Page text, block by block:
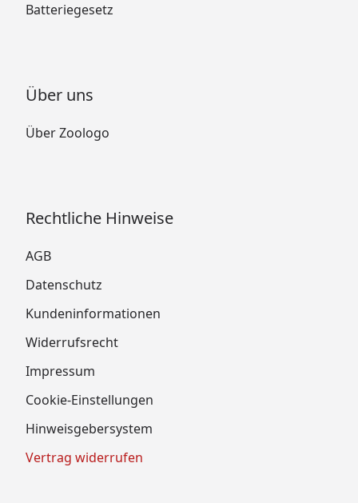
Batteriegesetz
Über uns
Über Zoologo
Rechtliche Hinweise
AGB
Datenschutz
Kundeninformationen
Widerrufsrecht
Impressum
Cookie-Einstellungen
Hinweisgebersystem
Vertrag widerrufen